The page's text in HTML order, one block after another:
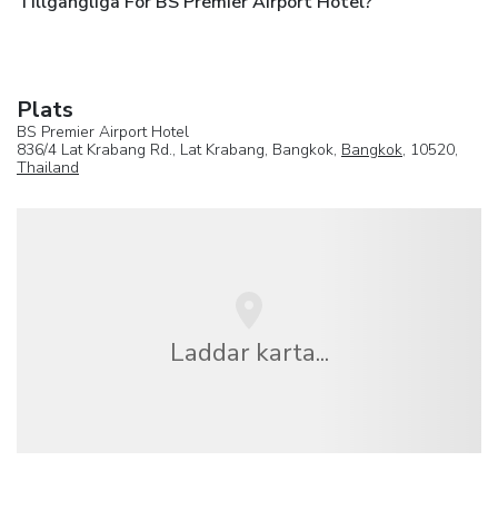
Plats
BS Premier Airport Hotel
836/4 Lat Krabang Rd., Lat Krabang, Bangkok, Bangkok, 10520,
Thailand
Laddar karta...